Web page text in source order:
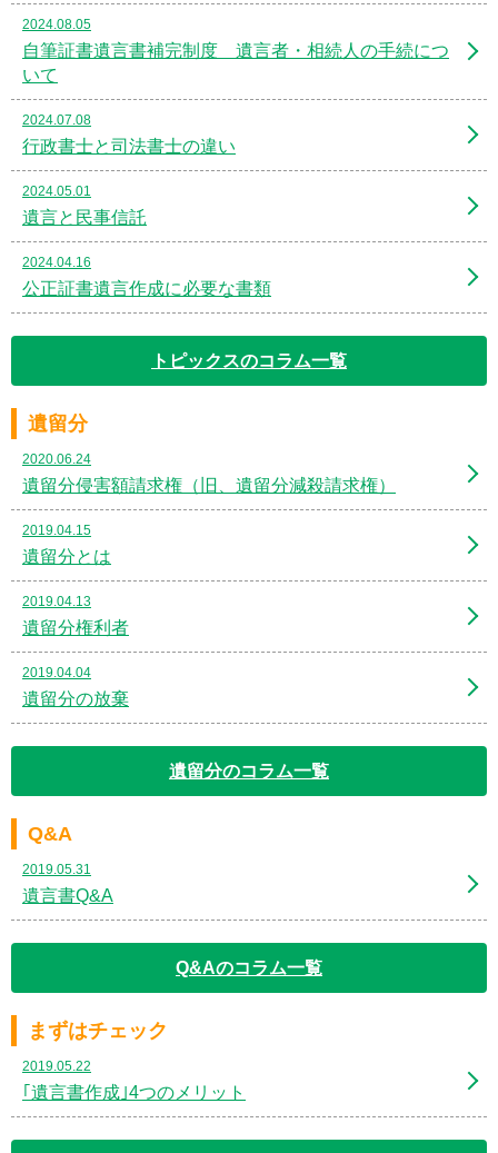
2024.08.05
自筆証書遺言書補完制度 遺言者・相続人の手続につ
いて
2024.07.08
行政書士と司法書士の違い
2024.05.01
遺言と民事信託
2024.04.16
公正証書遺言作成に必要な書類
トピックスのコラム一覧
遺留分
2020.06.24
遺留分侵害額請求権（旧、遺留分減殺請求権）
2019.04.15
遺留分とは
2019.04.13
遺留分権利者
2019.04.04
遺留分の放棄
遺留分のコラム一覧
Q&A
2019.05.31
遺言書Q&A
Q&Aのコラム一覧
まずはチェック
2019.05.22
｢遺言書作成｣4つのメリット